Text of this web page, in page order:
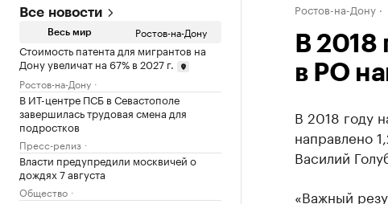
Все новости
Весь мир Ростов-на-Дону
Стоимость патента для мигрантов на
Дону увеличат на 67% в 2027 г.
Ростов-на-Дону
В ИТ-центре ПСБ в Севастополе
завершилась трудовая смена для
подростков
Пресс-релиз
Власти предупредили москвичей о
дождях 7 августа
Общество
Ростов-на-Дону
В 2018
в РО
В 2018 году
направлено
Василий
«Важный